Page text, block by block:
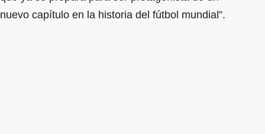
nuevo capítulo en la historia del fútbol mundial”.